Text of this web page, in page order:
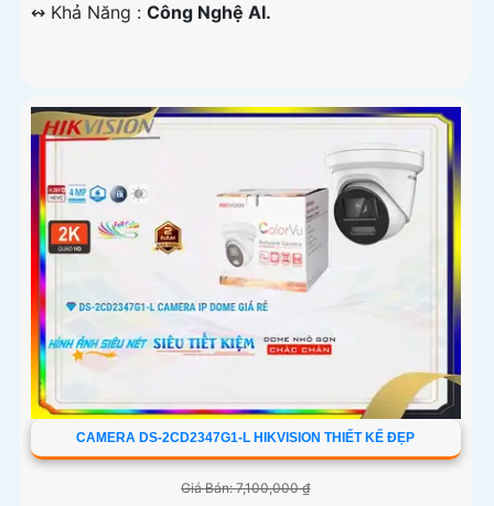
️↭ Khả Năng : Công Nghệ AI.
CAMERA DS-2CD2347G1-L HIKVISION THIẾT KẾ ĐẸP
Giá Bán: 7,100,000 ₫